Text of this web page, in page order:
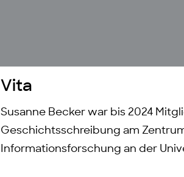
Vita
Susanne Becker war bis 2024
Geschichtsschreibung am
Informationsforschung an der